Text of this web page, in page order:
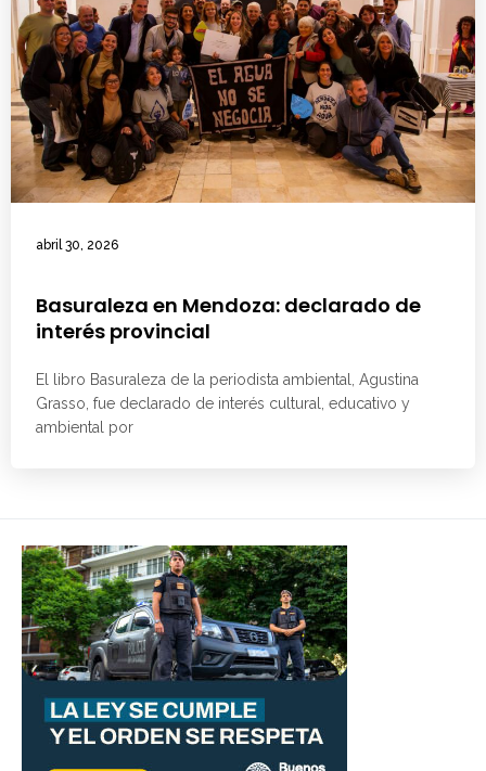
abril 30, 2026
Basuraleza en Mendoza: declarado de
interés provincial
El libro Basuraleza de la periodista ambiental, Agustina
Grasso, fue declarado de interés cultural, educativo y
ambiental por